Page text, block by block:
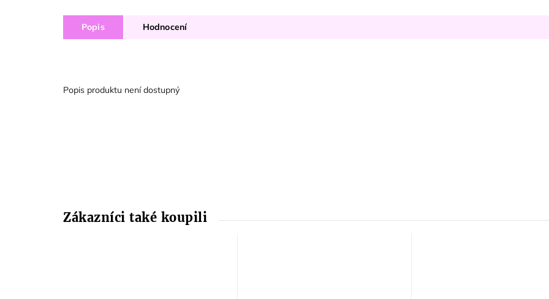
Popis Hodnocení
Popis produktu není dostupný